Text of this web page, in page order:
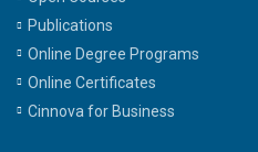
Publications
Online Degree Programs
Online Certificates
Cinnova for Business